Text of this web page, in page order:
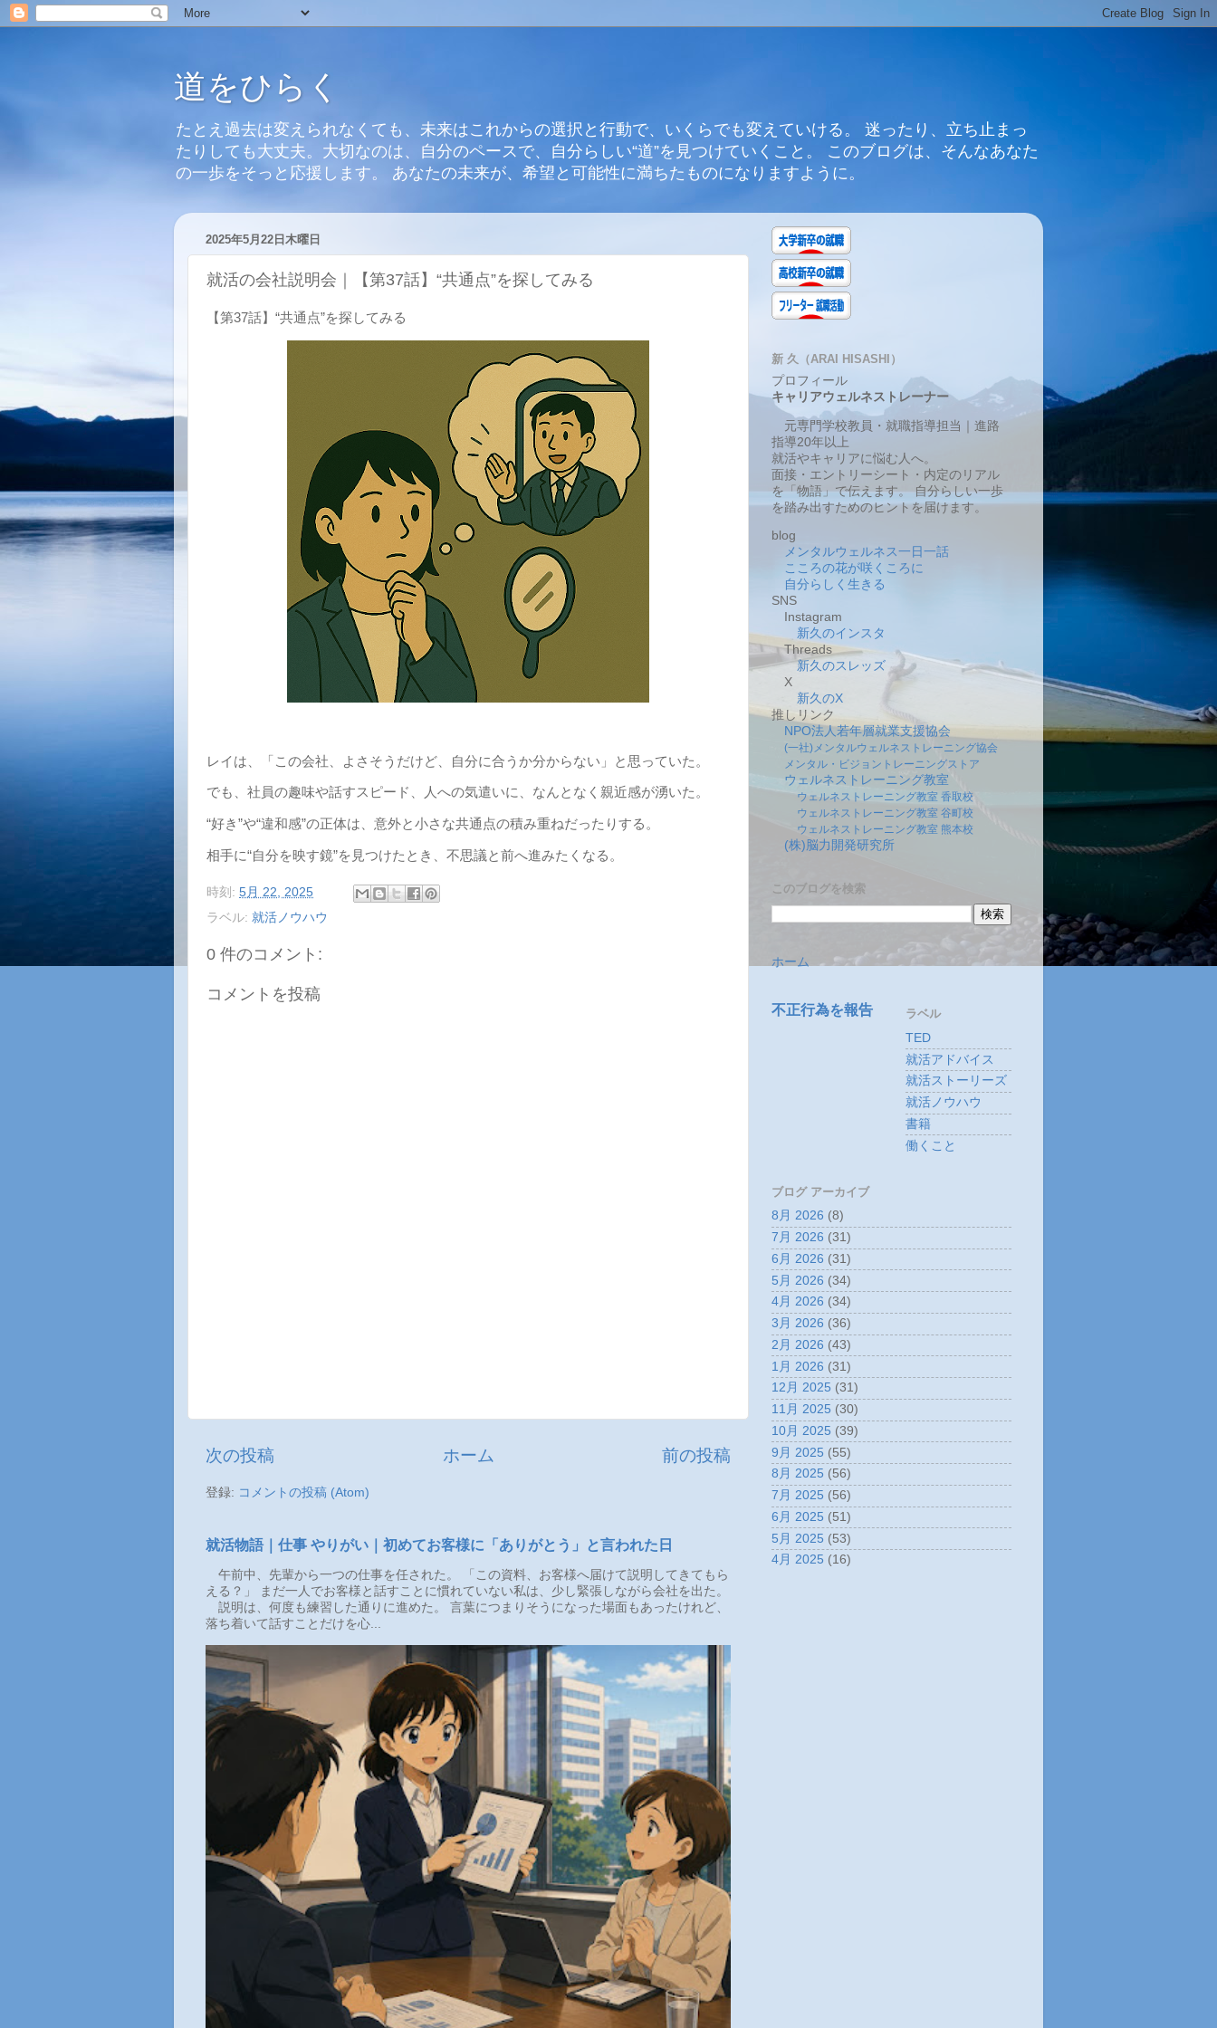
道をひらく
たとえ過去は変えられなくても、未来はこれからの選択と行動で、いくらでも変えていける。 迷ったり、立ち止まっ
たりしても大丈夫。大切なのは、自分のペースで、自分らしい“道”を見つけていくこと。 このブログは、そんなあなた
の一歩をそっと応援します。 あなたの未来が、希望と可能性に満ちたものになりますように。
2025年5月22日木曜日
就活の会社説明会｜【第37話】“共通点”を探してみる
【第37話】“共通点”を探してみる
レイは、「この会社、よさそうだけど、自分に合うか分からない」と思っていた。
でも、社員の趣味や話すスピード、人への気遣いに、なんとなく親近感が湧いた。
“好き”や“違和感”の正体は、意外と小さな共通点の積み重ねだったりする。
相手に“自分を映す鏡”を見つけたとき、不思議と前へ進みたくなる。
時刻: 5月 22, 2025
ラベル: 就活ノウハウ
0 件のコメント:
コメントを投稿
次の投稿 前の投稿
ホーム
登録: コメントの投稿 (Atom)
就活物語｜仕事 やりがい｜初めてお客様に「ありがとう」と言われた日
午前中、先輩から一つの仕事を任された。 「この資料、お客様へ届けて説明してきてもら
える？」 まだ一人でお客様と話すことに慣れていない私は、少し緊張しながら会社を出た。
説明は、何度も練習した通りに進めた。 言葉につまりそうになった場面もあったけれど、
落ち着いて話すことだけを心...
新 久（ARAI HISASHI）
プロフィール
キャリアウェルネストレーナー
元専門学校教員・就職指導担当｜進路
指導20年以上
就活やキャリアに悩む人へ。
面接・エントリーシート・内定のリアル
を「物語」で伝えます。 自分らしい一歩
を踏み出すためのヒントを届けます。
blog
メンタルウェルネス一日一話
こころの花が咲くころに
自分らしく生きる
SNS
Instagram
新久のインスタ
Threads
新久のスレッズ
X
新久のX
推しリンク
NPO法人若年層就業支援協会
(一社)メンタルウェルネストレーニング協会
メンタル・ビジョントレーニングストア
ウェルネストレーニング教室
ウェルネストレーニング教室 香取校
ウェルネストレーニング教室 谷町校
ウェルネストレーニング教室 熊本校
(株)脳力開発研究所
このブログを検索
ホーム
不正行為を報告
ラベル
TED
就活アドバイス
就活ストーリーズ
就活ノウハウ
書籍
働くこと
ブログ アーカイブ
8月 2026 (8)
7月 2026 (31)
6月 2026 (31)
5月 2026 (34)
4月 2026 (34)
3月 2026 (36)
2月 2026 (43)
1月 2026 (31)
12月 2025 (31)
11月 2025 (30)
10月 2025 (39)
9月 2025 (55)
8月 2025 (56)
7月 2025 (56)
6月 2025 (51)
5月 2025 (53)
4月 2025 (16)